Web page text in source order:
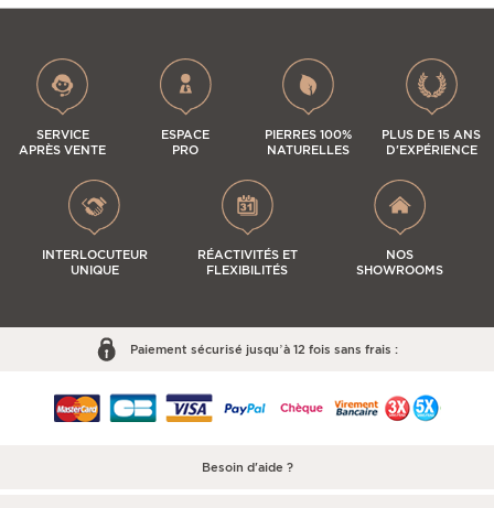
SERVICE
APRÈS VENTE
ESPACE
PRO
PIERRES 100%
NATURELLES
PLUS DE 15 ANS
D'EXPÉRIENCE
INTERLOCUTEUR
UNIQUE
RÉACTIVITÉS ET
FLEXIBILITÉS
NOS
SHOWROOMS
Paiement sécurisé jusqu’à 12 fois sans frais :
Besoin d'aide ?